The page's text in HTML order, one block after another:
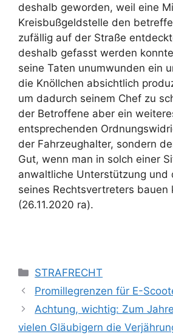
deshalb geworden, weil eine
Kreisbußgeldstelle den
zufällig auf der Straße
deshalb gefasst werden
seine Taten unumwunden ein
die Knöllchen absichtlich
um dadurch seinem Chef zu
der Betroffene aber ein
entsprechenden
der Fahrzeughalter, sondern
Gut, wenn man in solch einer
anwaltliche Unterstützung und
seines Rechtsvertreters bauen
(26.11.2020 ra).
STRAFRECHT
Promillegrenzen für E-
Achtung, wichtig: Zum
vielen Gläubigern die